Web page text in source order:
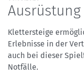
Klettersteige
Erlebnisse in der
auch bei dieser
Notfälle.